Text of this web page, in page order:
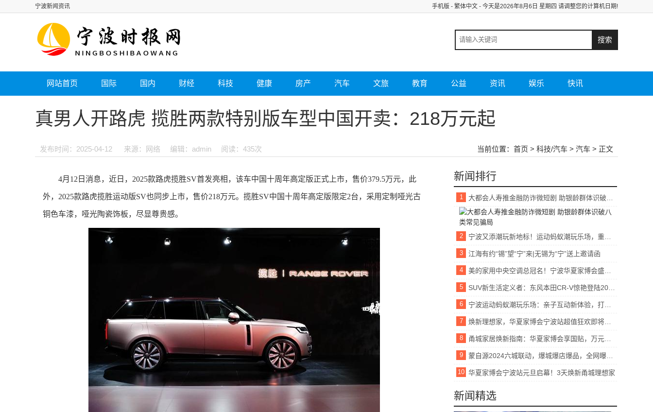
宁波新闻资讯 手机版 - 繁体中文 - 今天是2026年8月6日 星期四 请调整您的计算机日期!
网站首页 国际 国内 财经 科技 健康 房产 汽车 文旅 教育 公益 资讯 娱乐 快讯
真男人开路虎 揽胜两款特别版车型中国开卖：218万元起
发布时间：2025-04-12 来源：网络 编辑：admin 阅读：435次 当前位置： 首页 > 科技/汽车 > 汽车 > 正文
4月12日消息，近日，2025款路虎揽胜SV首发亮相，该车中国十周年高定版正式上市，售价379.5万元，此
外，2025款路虎揽胜运动版SV也同步上市，售价218万元。揽胜SV中国十周年高定版限定2台，采用定制哑光古
铜色车漆，哑光陶瓷饰板，尽显尊贵感。
新闻排行
1
2
3 江海有约“锡”望“宁”来|无锡为“宁”送上邀请函
4
5
6
7
8
9
10 华夏家博会宁波站元旦启幕！3天焕新甬城理想家
新闻精选